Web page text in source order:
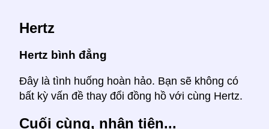
Hertz
Hertz bình đẳng
Đây là tình huống hoàn hảo. Bạn sẽ không có
bất kỳ vấn đề thay đổi đồng hồ với cùng Hertz.
Cuối cùng, nhân tiện...